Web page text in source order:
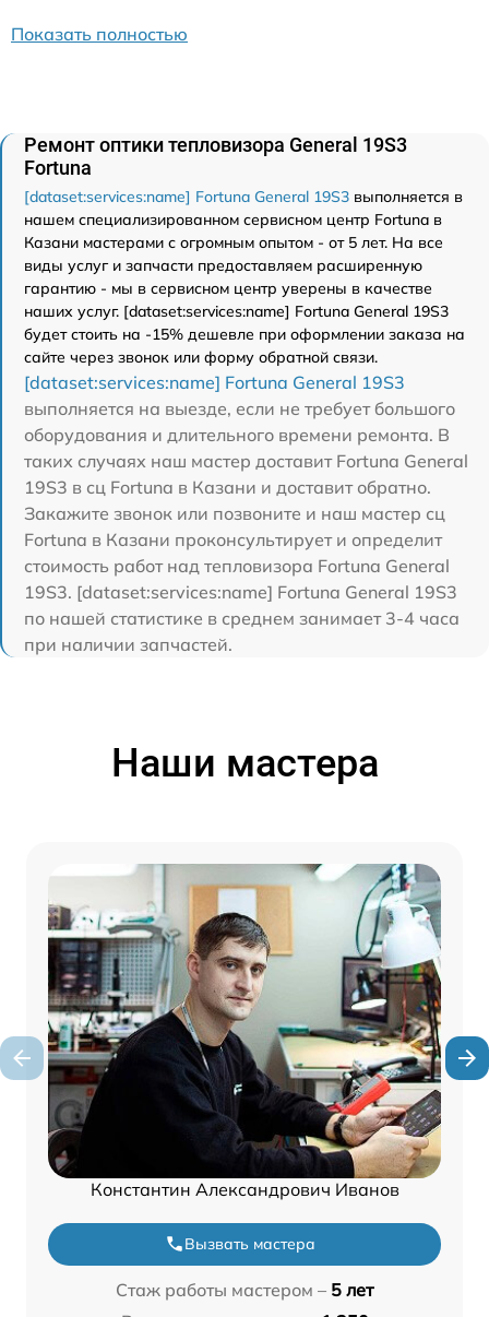
Показать полностью
Ремонт оптики тепловизора General 19S3
Fortuna
[dataset:services:name] Fortuna General 19S3 выполняется в
нашем специализированном сервисном центр Fortuna в
Казани мастерами с огромным опытом - от 5 лет. На все
виды услуг и запчасти предоставляем расширенную
гарантию - мы в сервисном центр уверены в качестве
наших услуг. [dataset:services:name] Fortuna General 19S3
будет стоить на -15% дешевле при оформлении заказа на
сайте через звонок или форму обратной связи.
[dataset:services:name] Fortuna General 19S3
выполняется на выезде, если не требует большого
оборудования и длительного времени ремонта. В
таких случаях наш мастер доставит Fortuna General
19S3 в сц Fortuna в Казани и доставит обратно.
Закажите звонок или позвоните и наш мастер сц
Fortuna в Казани проконсультирует и определит
стоимость работ над тепловизора Fortuna General
19S3. [dataset:services:name] Fortuna General 19S3
по нашей статистике в среднем занимает 3-4 часа
при наличии запчастей.
Наши мастера
Константин Александрович Иванов
Вызвать мастера
Стаж работы мастером – 5 лет